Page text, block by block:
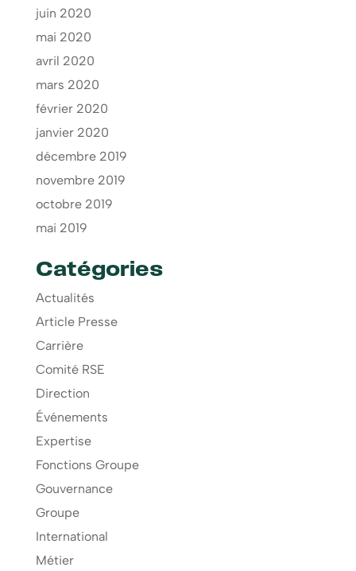
juin 2020
mai 2020
avril 2020
mars 2020
février 2020
janvier 2020
décembre 2019
novembre 2019
octobre 2019
mai 2019
Catégories
Actualités
Article Presse
Carrière
Comité RSE
Direction
Événements
Expertise
Fonctions Groupe
Gouvernance
Groupe
International
Métier